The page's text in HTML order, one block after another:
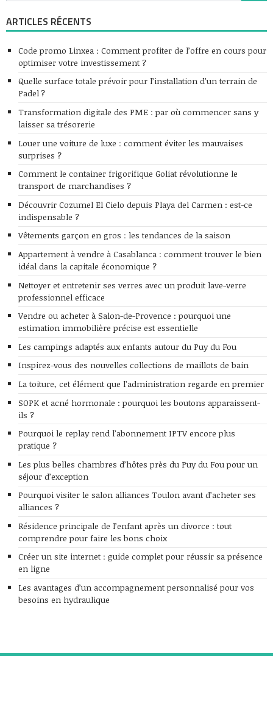
ARTICLES RÉCENTS
Code promo Linxea : Comment profiter de l’offre en cours pour
optimiser votre investissement ?
Quelle surface totale prévoir pour l’installation d’un terrain de
Padel ?
Transformation digitale des PME : par où commencer sans y
laisser sa trésorerie
Louer une voiture de luxe : comment éviter les mauvaises
surprises ?
Comment le container frigorifique Goliat révolutionne le
transport de marchandises ?
Découvrir Cozumel El Cielo depuis Playa del Carmen : est-ce
indispensable ?
Vêtements garçon en gros : les tendances de la saison
Appartement à vendre à Casablanca : comment trouver le bien
idéal dans la capitale économique ?
Nettoyer et entretenir ses verres avec un produit lave-verre
professionnel efficace
Vendre ou acheter à Salon-de-Provence : pourquoi une
estimation immobilière précise est essentielle
Les campings adaptés aux enfants autour du Puy du Fou
Inspirez-vous des nouvelles collections de maillots de bain
La toiture, cet élément que l’administration regarde en premier
SOPK et acné hormonale : pourquoi les boutons apparaissent-
ils ?
Pourquoi le replay rend l’abonnement IPTV encore plus
pratique ?
Les plus belles chambres d’hôtes près du Puy du Fou pour un
séjour d’exception
Pourquoi visiter le salon alliances Toulon avant d’acheter ses
alliances ?
Résidence principale de l’enfant après un divorce : tout
comprendre pour faire les bons choix
Créer un site internet : guide complet pour réussir sa présence
en ligne
Les avantages d’un accompagnement personnalisé pour vos
besoins en hydraulique